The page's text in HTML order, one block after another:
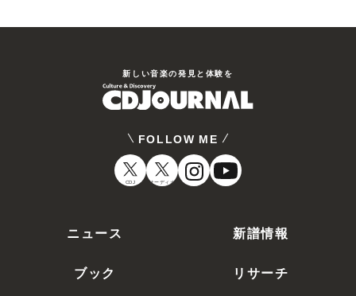
新しい⾳楽の発⾒と体験を
FOLLOW ME
CDJ オーディオ
ニュース 新譜情報
ブック リサーチ